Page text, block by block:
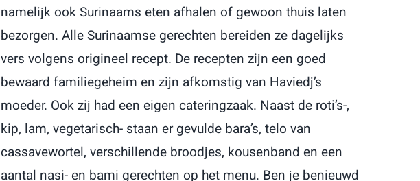
namelijk ook Surinaams eten afhalen of gewoon thuis laten
bezorgen. Alle Surinaamse gerechten bereiden ze dagelijks
vers volgens origineel recept. De recepten zijn een goed
bewaard familiegeheim en zijn afkomstig van Haviedj’s
moeder. Ook zij had een eigen cateringzaak. Naast de roti’s-,
kip, lam, vegetarisch- staan er gevulde bara’s, telo van
cassavewortel, verschillende broodjes, kousenband en een
aantal nasi- en bami gerechten op het menu. Ben je benieuwd